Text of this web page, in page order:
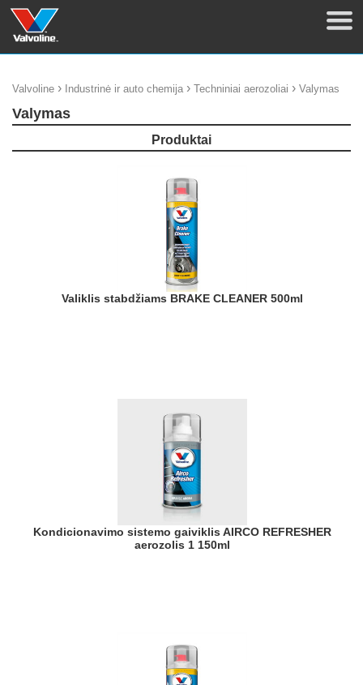
Valvoline › Industrinė ir auto chemija › Techniniai aerozoliai › Valymas
Valymas
Produktai
Valiklis stabdžiams BRAKE CLEANER 500ml
Kondicionavimo sistemo gaiviklis AIRCO REFRESHER
aerozolis 1 150ml